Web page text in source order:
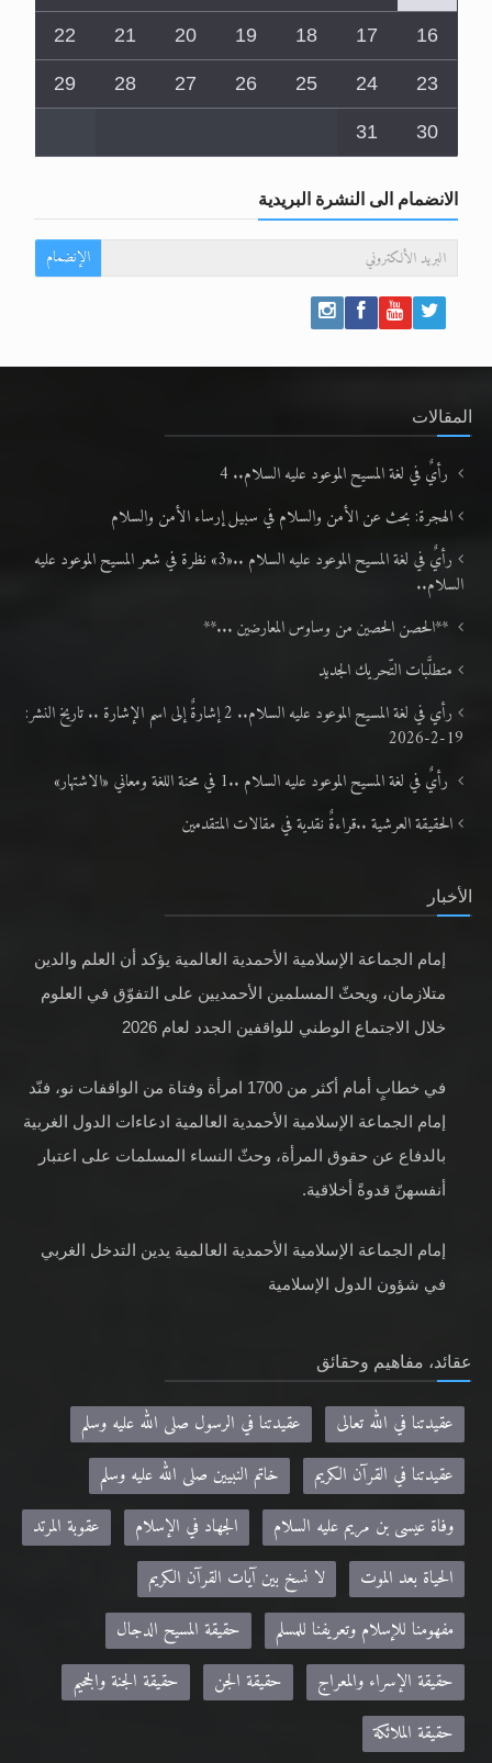
16
17
18
19
20
21
22
23
24
25
26
27
28
29
30
31
الانضمام الى النشرة البريدية
الإنضمام
المقالات
رأيٌ في لغة المسيح الموعود عليه السلام.. 4
الهجرة: بحث عن الأمن والسلام في سبيل إرساء الأمن والسلام
رأيٌ في لغة المسيح الموعود عليه السلام ..«3» نظرة في شعر المسيح الموعود عليه
السلام..
**الحصن الحصين من وساوس المعارضين ...**
متطلَّبات التّحريك الجديد
رأي في لغة المسيح الموعود عليه السلام.. 2 إشارةٌ إلى اسم الإشارة .. تاريخ النشر:
19-2-2026
رأيٌ في لغة المسيح الموعود عليه السلام ..1 في محنة اللغة ومعاني «الاشتهار»
الحقيقة العرشية ..قراءةٌ نقدية في مقالات المتقدمين
الأخبار
إمام الجماعة الإسلامية الأحمدية العالمية يؤكد أن العلم والدين
متلازمان، ويحثّ المسلمين الأحمديين على التفوّق في العلوم
خلال الاجتماع الوطني للواقفين الجدد لعام 2026
في خطابٍ أمام أكثر من 1700 امرأة وفتاة من الواقفات نو، فنّد
إمام الجماعة الإسلامية الأحمدية العالمية ادعاءات الدول الغربية
بالدفاع عن حقوق المرأة، وحثّ النساء المسلمات على اعتبار
أنفسهنّ قدوةً أخلاقية.
إمام الجماعة الإسلامية الأحمدية العالمية يدين التدخل الغربي
في شؤون الدول الإسلامية
عقائد، مفاهيم وحقائق
عقيدتنا في الله تعالى
عقيدتنا في الرسول صلى الله عليه وسلم
عقيدتنا في القرآن الكريم
خاتم النبيين صلى الله عليه وسلم
وفاة عيسى بن مريم عليه السلام
الجهاد في الإسلام
عقوبة المرتد
الحياة بعد الموت
لا نسخ بين آيات القرآن الكريم
مفهومنا للإسلام وتعريفنا للمسلم
حقيقة المسيح الدجال
حقيقة الإسراء والمعراج
حقيقة الجن
حقيقة الجنة والجحيم
حقيقة الملائكة